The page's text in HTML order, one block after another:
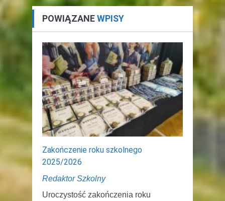
POWIĄZANEWPISY
Zakończenie roku szkolnego
2025/2026
Redaktor Szkolny
Uroczystość zakończenia roku